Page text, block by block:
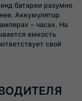
батареи разумно
Аккумулятор
– часах. На
емкость
свой